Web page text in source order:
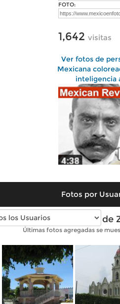
FOTO:
1,642 visitas
Ver fotos de
Mexicana
inteligencia
Fotos por
Fotos modernas de
Últimas fotos agregadas se